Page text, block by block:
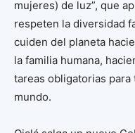
mujeres) de luz”, que
respeten la diversidad
cuiden del planeta
la familia humana,
tareas obligatorias
mundo.